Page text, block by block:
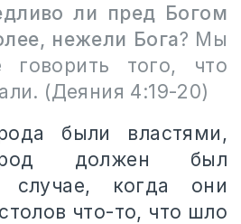
ли пред Богом
нежели Бога? Мы
того, что
(Деяния 4:19-20)
были властями,
должен был
случае, когда они
что-то, что шло